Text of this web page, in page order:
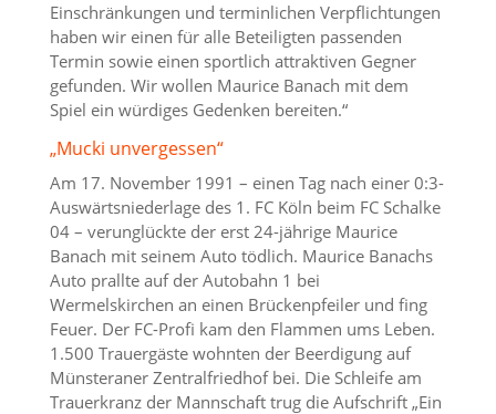
Einschränkungen und terminlichen Verpflichtungen
haben wir einen für alle Beteiligten passenden
Termin sowie einen sportlich attraktiven Gegner
gefunden. Wir wollen Maurice Banach mit dem
Spiel ein würdiges Gedenken bereiten.“
„Mucki unvergessen“
Am 17. November 1991 – einen Tag nach einer 0:3-
Auswärtsniederlage des 1. FC Köln beim FC Schalke
04 – verunglückte der erst 24-jährige Maurice
Banach mit seinem Auto tödlich. Maurice Banachs
Auto prallte auf der Autobahn 1 bei
Wermelskirchen an einen Brückenpfeiler und fing
Feuer. Der FC-Profi kam den Flammen ums Leben.
1.500 Trauergäste wohnten der Beerdigung auf
Münsteraner Zentralfriedhof bei. Die Schleife am
Trauerkranz der Mannschaft trug die Aufschrift „Ein